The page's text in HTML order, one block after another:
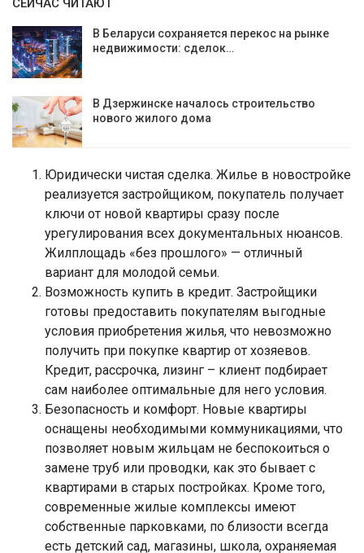
СЕЙЧАС ЧИТАЮТ
В Беларуси сохраняется перекос на рынке
недвижимости: сделок…
В Дзержинске началось строительство
нового жилого дома
Юридически чистая сделка. Жилье в новостройке
реализуется застройщиком, покупатель получает
ключи от новой квартиры сразу после
урегулирования всех документальных нюансов.
Жилплощадь «без прошлого» — отличный
вариант для молодой семьи.
Возможность купить в кредит. Застройщики
готовы предоставить покупателям выгодные
условия приобретения жилья, что невозможно
получить при покупке квартир от хозяевов.
Кредит, рассрочка, лизинг – клиент подбирает
сам наиболее оптимальные для него условия.
Безопасность и комфорт. Новые квартиры
оснащены необходимыми коммуникациями, что
позволяет новым жильцам не беспокоиться о
замене труб или проводки, как это бывает с
квартирами в старых постройках. Кроме того,
современные жилые комплексы имеют
собственные парковками, по близости всегда
есть детский сад, магазины, школа, охраняемая